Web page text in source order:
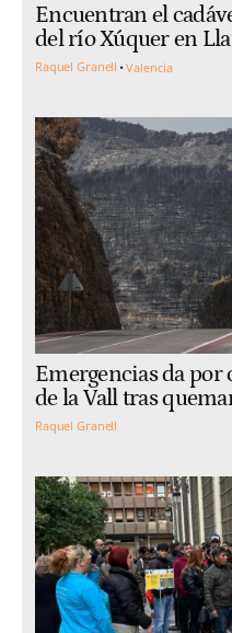
Encuentran el
del río Xúquer en
Raquel Granell Valencia
Emergencias da
de la Vall tras
Raquel Granell